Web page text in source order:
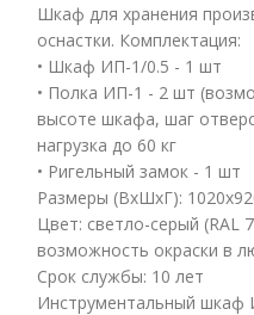
Шкаф для хранения
оснастки. Комплектация:
• Шкаф ИП-1/0.5 - 1 шт
• Полка ИП-1 - 2 шт
высоте шкафа, шаг
нагрузка до 60 кг
• Ригельный замок - 1 шт
Размеры (ВхШхГ):
Цвет: светло-серый (RAL
возможность окраски в
Cрок службы: 10 лет
Инструментальный шкаф